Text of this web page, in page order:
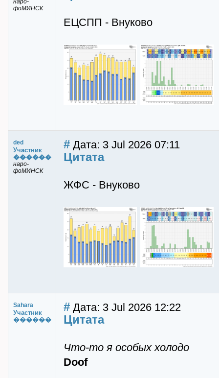
наро-
фоМИНСК
ЕЦСПП - Внуково
ded
Участник
������
наро-
фоМИНСК
# Дата: 3 Jul 2026 07:11
Цитата
ЖФС - Внуково
Sahara
Участник
������
# Дата: 3 Jul 2026 12:22
Цитата
Что-то я особых холодо
Doof